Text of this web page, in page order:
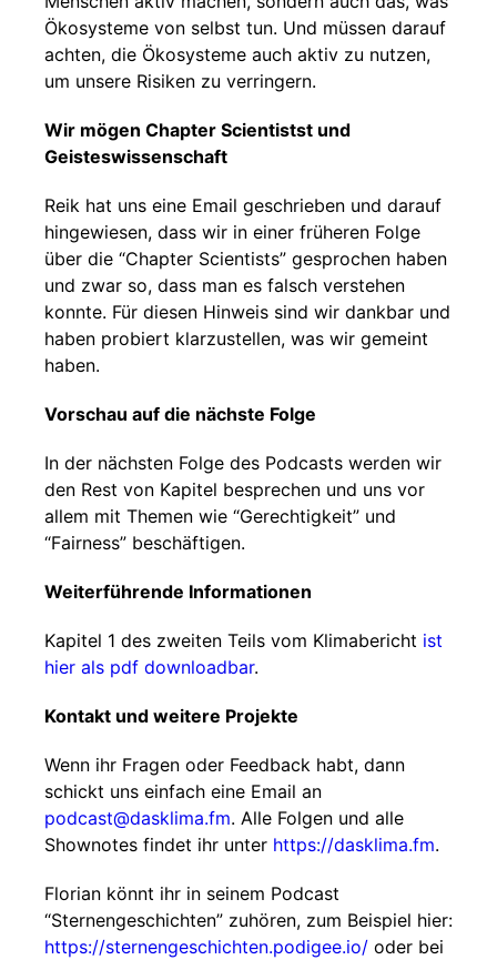
Ökosysteme von selbst tun. Und müssen darauf
achten, die Ökosysteme auch aktiv zu nutzen,
um unsere Risiken zu verringern.
Wir mögen Chapter Scientistst und
Geisteswissenschaft
Reik hat uns eine Email geschrieben und darauf
hingewiesen, dass wir in einer früheren Folge
über die “Chapter Scientists” gesprochen haben
und zwar so, dass man es falsch verstehen
konnte. Für diesen Hinweis sind wir dankbar und
haben probiert klarzustellen, was wir gemeint
haben.
Vorschau auf die nächste Folge
In der nächsten Folge des Podcasts werden wir
den Rest von Kapitel besprechen und uns vor
allem mit Themen wie “Gerechtigkeit” und
“Fairness” beschäftigen.
Weiterführende Informationen
Kapitel 1 des zweiten Teils vom Klimabericht ist
hier als pdf downloadbar.
Kontakt und weitere Projekte
Wenn ihr Fragen oder Feedback habt, dann
schickt uns einfach eine Email an
podcast@dasklima.fm. Alle Folgen und alle
Shownotes findet ihr unter https://dasklima.fm.
Florian könnt ihr in seinem Podcast
“Sternengeschichten” zuhören, zum Beispiel hier:
https://sternengeschichten.podigee.io/ oder bei